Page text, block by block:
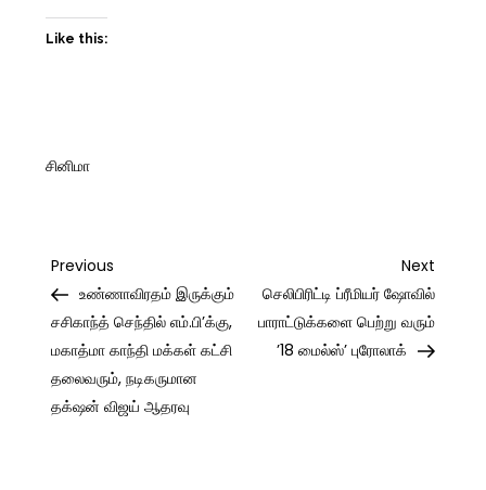
Like this:
சினிமா
Post
navigation
Previous
Post
Previous
உண்ணாவிரதம் இருக்கும்
சசிகாந்த் செந்தில் எம்.பி’க்கு,
மகாத்மா காந்தி மக்கள் கட்சி
தலைவரும், நடிகருமான
தக்‌ஷன் விஜய் ஆதரவு
Next
Post
Next
செலிபிரிட்டி ப்ரீமியர் ஷோவில்
பாராட்டுக்களை பெற்று வரும்
’18 மைல்ஸ்’ புரோலாக்